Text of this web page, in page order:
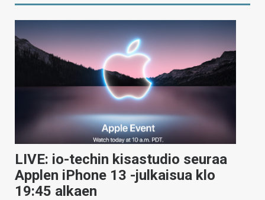
LIVE: io-techin kisastudio seuraa
Applen iPhone 13 -julkaisua klo
19:45 alkaen